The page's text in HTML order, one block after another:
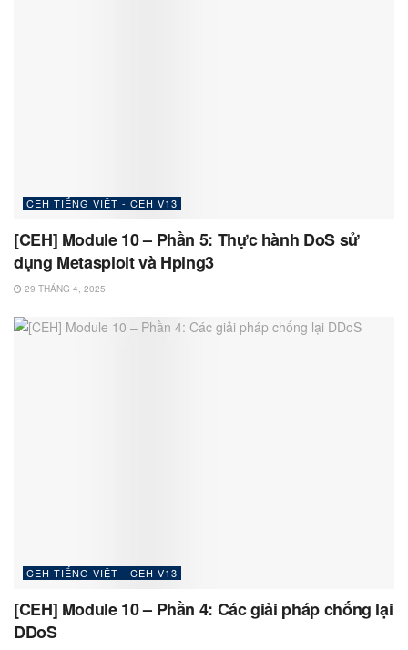
CEH TIẾNG VIỆT - CEH V13
[CEH] Module 10 – Phần 5: Thực hành DoS sử
dụng Metasploit và Hping3
29 THÁNG 4, 2025
CEH TIẾNG VIỆT - CEH V13
[CEH] Module 10 – Phần 4: Các giải pháp chống lại
DDoS